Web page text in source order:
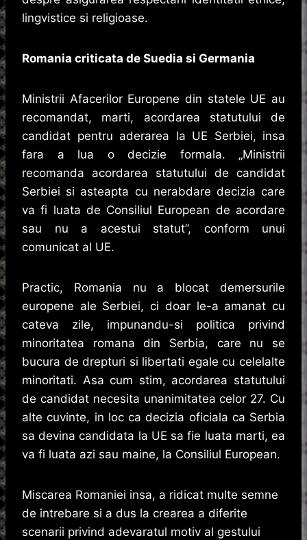
lingvistice si religioase.
Romania criticata de Suedia si Germania
Ministrii Afacerilor Europene din statele UE au
recomandat, marti, acordarea statutului de
candidat pentru aderarea la UE Serbiei, insa
fara a lua o decizie formala. „Ministrii
recomanda acordarea statutului de candidat
Serbiei si asteapta cu nerabdare decizia care
va fi luata de Consiliul European de acordare
sau nu a acestui statut”, conform unui
comunicat al UE.
Practic, Romania nu a blocat demersurile
europene ale Serbiei, ci doar le-a amanat cu
cateva zile, impunandu-si politica privind
minoritatea romana din Serbia, care nu se
bucura de drepturi si libertati egale cu celelalte
minoritati. Asa cum stim, acordarea statutului
de candidat necesita unanimitatea celor 27. Cu
alte cuvinte, in loc ca decizia oficiala ca Serbia
sa devina candidata la UE sa fie luata marti, ea
va fi luata azi sau maine, la Consiliul European.
Miscarea Romaniei insa, a ridicat multe semne
de intrebare si a dus la crearea a diferite
scenarii privind adevaratul motiv al gestului